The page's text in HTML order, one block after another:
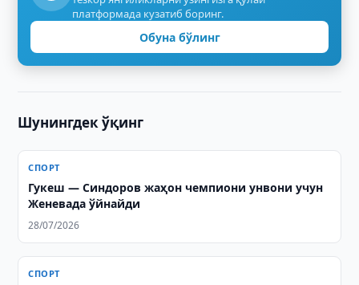
платформада кузатиб боринг.
Обуна бўлинг
Шунингдек ўқинг
СПОРТ
Гукеш — Синдоров жаҳон чемпиони унвони учун
Женевада ўйнайди
28/07/2026
СПОРТ